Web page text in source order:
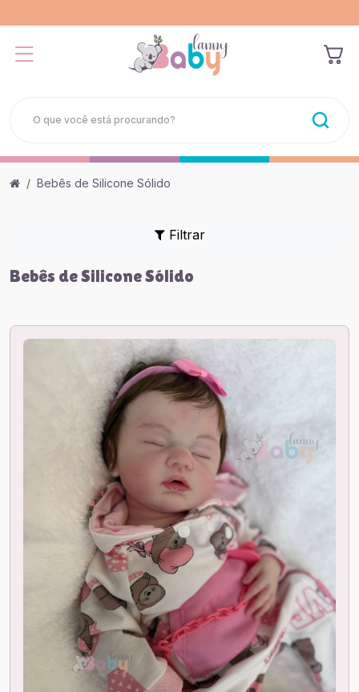
Bebês de Silicone Sólido
Filtrar
Bebês de Silicone Sólido